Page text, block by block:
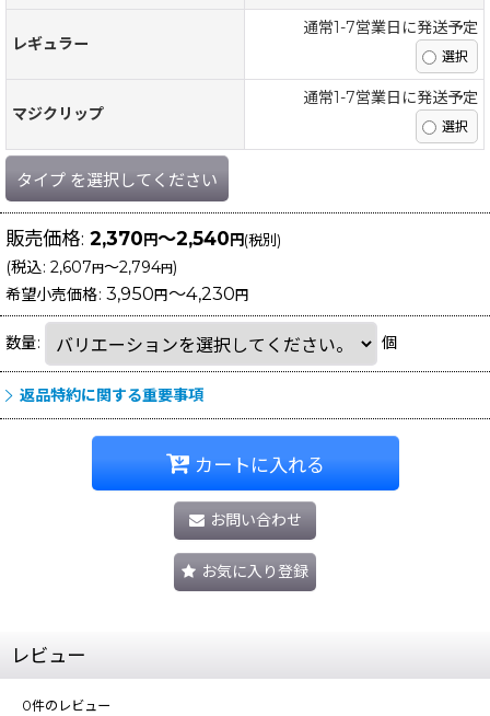
レギュラー
通常1-7営業日に発送予定
マジクリップ
通常1-7営業日に発送予定
タイプ を選択してください
販売価格: 2,370円～2,540円(税別)
(税込: 2,607 円～2,794円)
希望小売価格: 3,950 円 ～4,230 円
数量: 個
返品特約に関する重要事項
カートに入れる
お問い合わせ
お気に入り登録
レビュー
0件のレビュー